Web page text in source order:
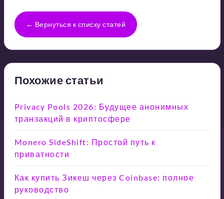
← Вернуться к списку статей
Похожие статьи
Privacy Pools 2026: Будущее анонимных
транзакций в криптосфере
Monero SideShift: Простой путь к
приватности
Как купить Зикеш через Coinbase: полное
руководство